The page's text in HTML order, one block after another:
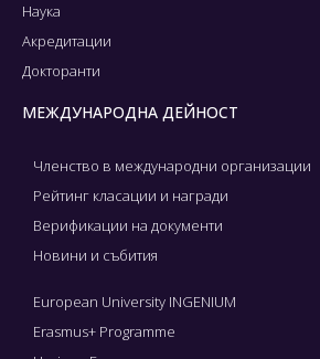
Наука
Акредитации
Докторанти
МЕЖДУНАРОДНА ДЕЙНОСТ
Членство в международни организации
Рейтинг класации и награди
Верификации на документи
Новини и събития
European University INGENIUM
Erasmus+ Programme